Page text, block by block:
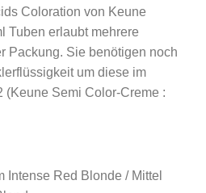
Coloration von Keune
Tuben erlaubt mehrere
Packung. Sie benötigen noch
um diese im
(Keune Semi Color-Creme :
Intense Red Blonde / Mittel